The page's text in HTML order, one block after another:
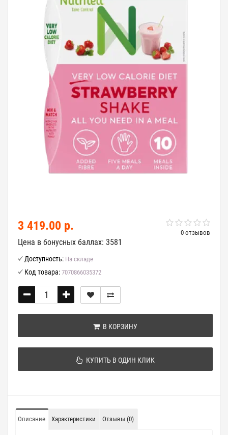
0 отзывов
3 419.00 р.
Цена в бонусных баллах: 3581
Доступность: На складе
Код товара: 7070866035372
В КОРЗИНУ
КУПИТЬ В ОДИН КЛИК
Описание Характеристики Отзывы (0)